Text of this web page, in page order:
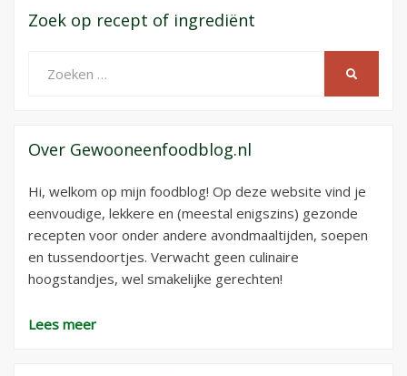
Zoek op recept of ingrediënt
naar:
Over Gewooneenfoodblog.nl
Hi, welkom op mijn foodblog! Op deze website vind je
eenvoudige, lekkere en (meestal enigszins) gezonde
recepten voor onder andere avondmaaltijden, soepen
en tussendoortjes. Verwacht geen culinaire
hoogstandjes, wel smakelijke gerechten!
Lees meer